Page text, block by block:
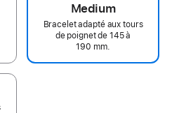
Medium
Bracelet adapté aux tours
de poignet de 145 à
190 mm.